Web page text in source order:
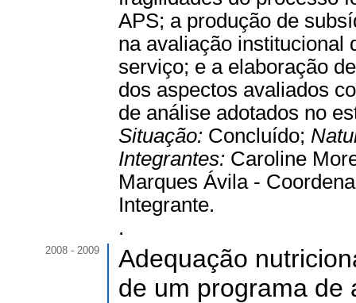
APS; a produção de
na avaliação institucional
serviço; e a elaboração
dos aspectos avaliados
de análise adotados no
Situação: Concluído;
Integrantes: Caroline
Marques Ávila -
Integrante.
.
2008 - 2009
Adequação
de um programa de